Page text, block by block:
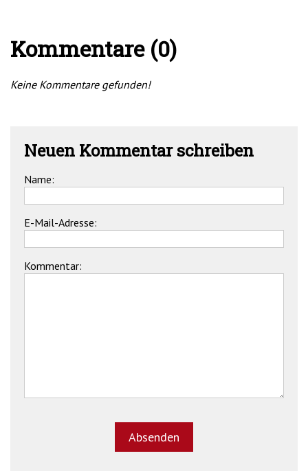
Kommentare (0)
Keine Kommentare gefunden!
Neuen Kommentar schreiben
Name:
E-Mail-Adresse:
Kommentar: